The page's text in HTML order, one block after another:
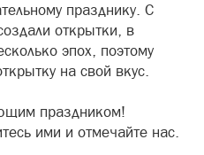
празднику. С
открытки, в
эпох, поэтому
на свой вкус.
праздником!
ими и отмечайте нас.